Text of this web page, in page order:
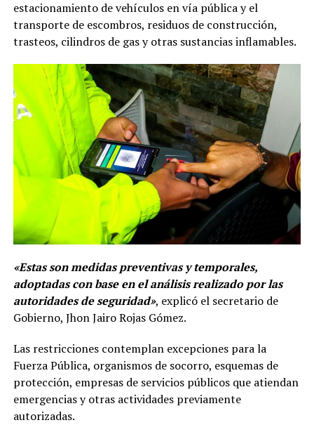
estacionamiento de vehículos en vía pública y el
transporte de escombros, residuos de construcción,
trasteos, cilindros de gas y otras sustancias inflamables.
«Estas son medidas preventivas y temporales,
adoptadas con base en el análisis realizado por las
autoridades de seguridad», explicó el secretario de
Gobierno, Jhon Jairo Rojas Gómez.
Las restricciones contemplan excepciones para la
Fuerza Pública, organismos de socorro, esquemas de
protección, empresas de servicios públicos que atiendan
emergencias y otras actividades previamente
autorizadas.